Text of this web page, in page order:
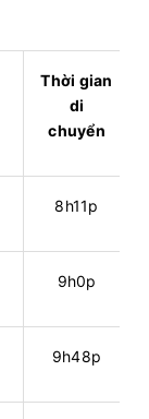
Thời gian
di
chuyển
8h11p
9h0p
9h48p